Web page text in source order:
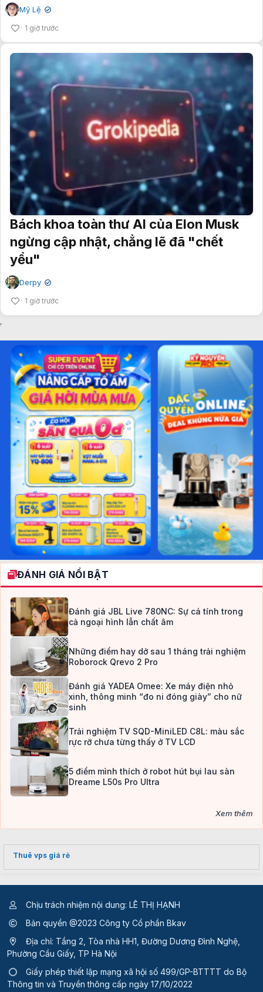
Mỹ Lệ ✔
1 giờ trước
Bách khoa toàn thư AI của Elon Musk
ngừng cập nhật, chẳng lẽ đã "chết
yểu"
Derpy ✔
1 giờ trước
ĐÁNH GIÁ NỔI BẬT
Đánh giá JBL Live 780NC: Sự cá tính trong
cả ngoại hình lẫn chất âm
Những điểm hay dở sau 1 tháng trải nghiệm
Roborock Qrevo 2 Pro
Đánh giá YADEA Omee: Xe máy điện nhỏ
xinh, thông minh “đo ni đóng giày” cho nữ
sinh
Trải nghiệm TV SQD-MiniLED C8L: màu sắc
rực rỡ chưa từng thấy ở TV LCD
5 điểm mình thích ở robot hút bụi lau sàn
Dreame L50s Pro Ultra
Xem thêm
Thuê vps giá rẻ
Chịu trách nhiệm nội dung: LÊ THỊ HẠNH
Bản quyền @2023 Công ty Cổ phần Bkav
Địa chỉ: Tầng 2, Tòa nhà HH1, Đường Dương Đình Nghệ,
Phường Cầu Giấy, TP Hà Nội
Giấy phép thiết lập mạng xã hội số 499/GP-BTTTT do Bộ
Thông tin và Truyền thông cấp ngày 17/10/2022